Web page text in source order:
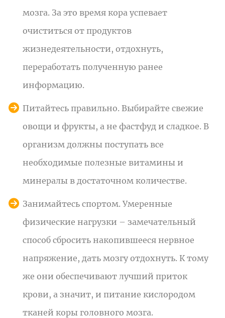
мозга. За это время кора успевает
очиститься от продуктов
жизнедеятельности, отдохнуть,
переработать полученную ранее
информацию.
Питайтесь правильно. Выбирайте свежие
овощи и фрукты, а не фастфуд и сладкое. В
организм должны поступать все
необходимые полезные витамины и
минералы в достаточном количестве.
Занимайтесь спортом. Умеренные
физические нагрузки – замечательный
способ сбросить накопившееся нервное
напряжение, дать мозгу отдохнуть. К тому
же они обеспечивают лучший приток
крови, а значит, и питание кислородом
тканей коры головного мозга.